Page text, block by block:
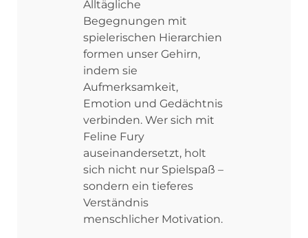
Alltägliche
Begegnungen mit
spielerischen Hierarchien
formen unser Gehirn,
indem sie
Aufmerksamkeit,
Emotion und Gedächtnis
verbinden. Wer sich mit
Feline Fury
auseinandersetzt, holt
sich nicht nur Spielspaß –
sondern ein tieferes
Verständnis
menschlicher Motivation.